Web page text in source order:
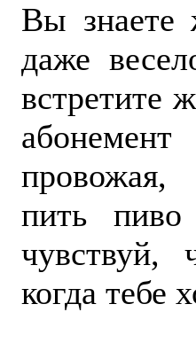
Вы знаете
даже
встретите
провожая,
пить
чувствуй,
когда тебе